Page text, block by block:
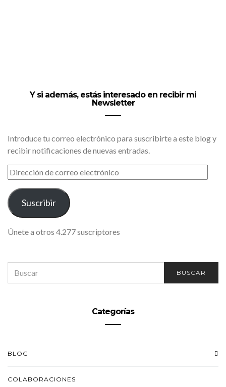
Y si además, estás interesado en recibir mi
Newsletter
Introduce tu correo electrónico para suscribirte a este blog y
recibir notificaciones de nuevas entradas.
DIRECCIÓN
DE
CORREO
ELECTRÓNICO
Suscribir
Únete a otros 4.277 suscriptores
FOR:
BUSCAR
Categorías
BLOG
COLABORACIONES